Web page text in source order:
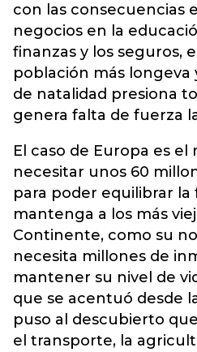
con las consecuencias
negocios en la
finanzas y los seguros,
población más longeva
de natalidad presiona
genera falta de fuerza
El caso de Europa es el
necesitar unos 60
para poder equilibrar
mantenga a los más
Continente, como su
necesita millones de
mantener su nivel de
que se acentuó desde
puso al descubierto
el transporte, la